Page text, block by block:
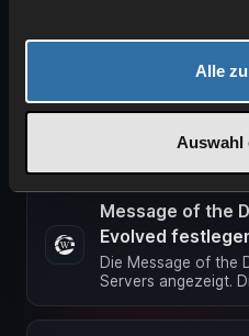
Alle
Auswahl
Map auf meinem
Webinterface
Message of the
Evolved
Die Message of the
Servers angezeigt.